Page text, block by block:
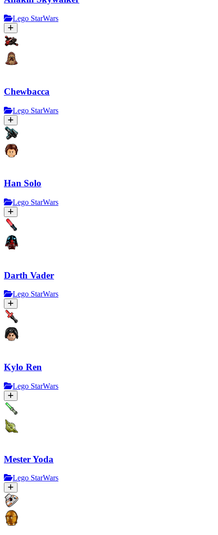
Lego StarWars
Chewbacca
Lego StarWars
Han Solo
Lego StarWars
Darth Vader
Lego StarWars
Kylo Ren
Lego StarWars
Mester Yoda
Lego StarWars